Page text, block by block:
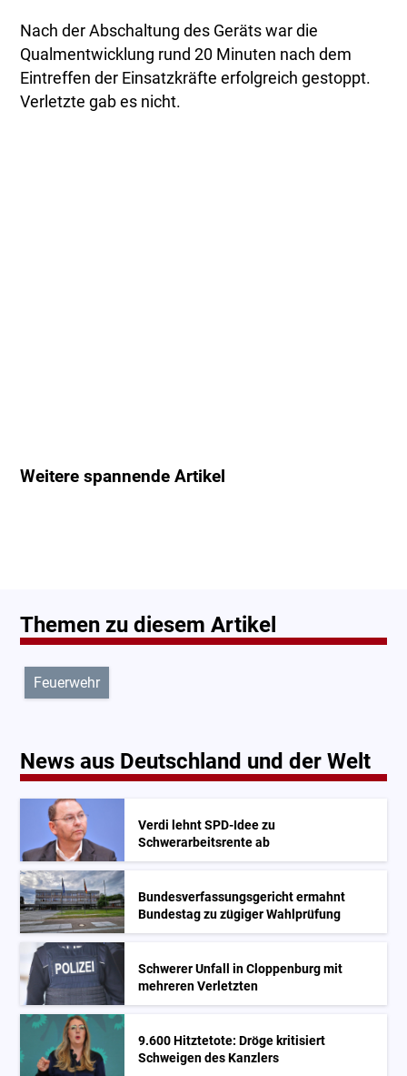
Nach der Abschaltung des Geräts war die
Qualmentwicklung rund 20 Minuten nach dem
Eintreffen der Einsatzkräfte erfolgreich gestoppt.
Verletzte gab es nicht.
Weitere spannende Artikel
Themen zu diesem Artikel
Feuerwehr
News aus Deutschland und der Welt
Verdi lehnt SPD-Idee zu
Schwerarbeitsrente ab
Bundesverfassungsgericht ermahnt
Bundestag zu zügiger Wahlprüfung
Schwerer Unfall in Cloppenburg mit
mehreren Verletzten
9.600 Hitztetote: Dröge kritisiert
Schweigen des Kanzlers